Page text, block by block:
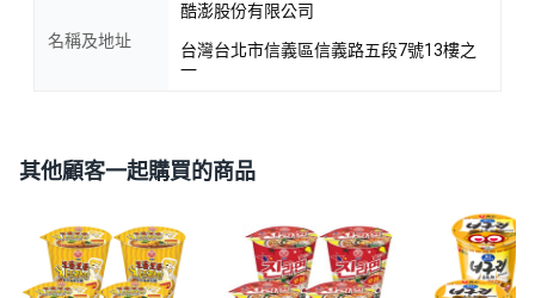
名稱及地址
酷澎股份有限公司
台灣台北市信義區信義路五段7號13樓之
一
其他顧客一起購買的商品